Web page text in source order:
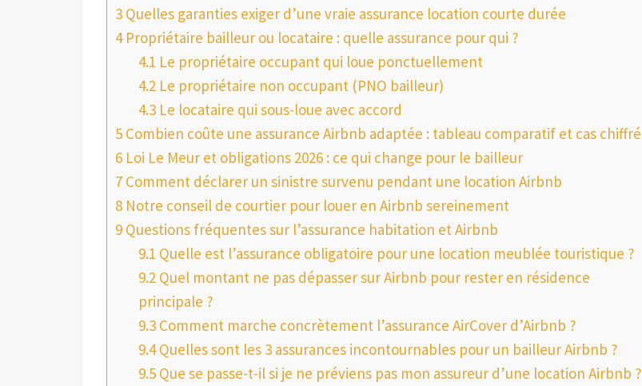
3 Quelles garanties exiger d’une vraie assurance location courte durée
4Propriétaire bailleur ou locataire : quelle assurance pour qui ?
4.1 Le propriétaire occupant qui loue ponctuellement
4.2Le propriétaire non occupant (PNO bailleur)
4.3Le locataire qui sous-loue avec accord
5 Combien coûte une assurance Airbnb adaptée : tableau comparatif et cas chiffré
6 Loi Le Meur et obligations 2026 : ce qui change pour le bailleur
7 Comment déclarer un sinistre survenu pendant une location Airbnb
8 Notre conseil de courtier pour louer en Airbnb sereinement
9 Questions fréquentes sur l’assurance habitation et Airbnb
9.1 Quelle est l’assurance obligatoire pour une location meublée touristique ?
9.2Quel montant ne pas dépasser sur Airbnb pour rester en résidence
principale ?
9.3Comment marche concrètement l’assurance AirCover d’Airbnb ?
9.4Quelles sont les 3 assurances incontournables pour un bailleur Airbnb ?
9.5Que se passe-t-il si je ne préviens pas mon assureur d’une location Airbnb ?